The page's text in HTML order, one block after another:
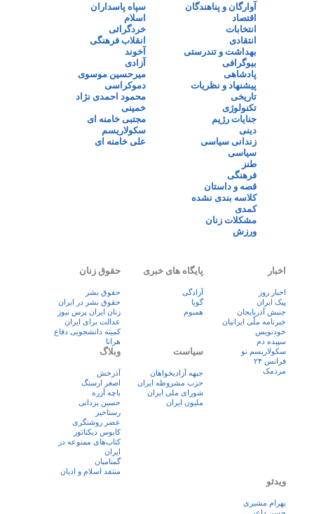
آوارگان و پناهندگان
اقتصاد
انتخابات
انتقادی
بهداشت و تندرستی
بیوگرافی
پادشاهی
پیشنهاد و نظریات
تاریخی
تکنولوژی
جنایات رژیم
دینی
زندانی سیاسی
سیاسی
طنز
فرهنگی
قصه و داستان
کلاسه بندی نشده
کمدی
مشکلات زنان
ورزش
سپاه پاسداران
اسلام
خردگرائی
انقلاب فرهنگی
آخوند
آزادی
میرحسین موسوی
دموکراسی
محمود احمدی نژاد
خمینی
مجتبی خامنه ای
سکولاریسم
علی خامنه ای
اخبار
اخبار روز
پيک ايران
جنبش آذربایجان
خبرنامه ملّی ایرانیان
خودنویس
سپیده دم
سکولاریسم نو
فرانس ۲۴
مردمک
پایگاه های خبری
آزادگی
گویا
همبوم
حقوق زنان
حقوق بشر
حقوق بشر در ایران
زنان ايران پرس نيوز
عدالت برای ایران
کمیته دانشجویی دفاع
هرانا
سیاست
جبهه آزادیخواهان
حزب مشروطه ایران
شورای ملی ایران
ملیون ایران
وبلاگ
آذرخش
اصغر ارسنگ
باچه آزره
حسین یزدانی
رستاخیز
عضر روشنگری
کابوس دیکتاتور
کتاب‌های ممنوعه در
ایران
گمنامیان
منتقد اسلام و ادیان
ویدئو
بهرام مشیری
حسن داعی